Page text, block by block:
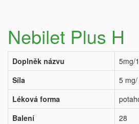
Nebilet Plus H
Doplněk názvu
5mg/
Síla
5
Léková forma
Balení
28